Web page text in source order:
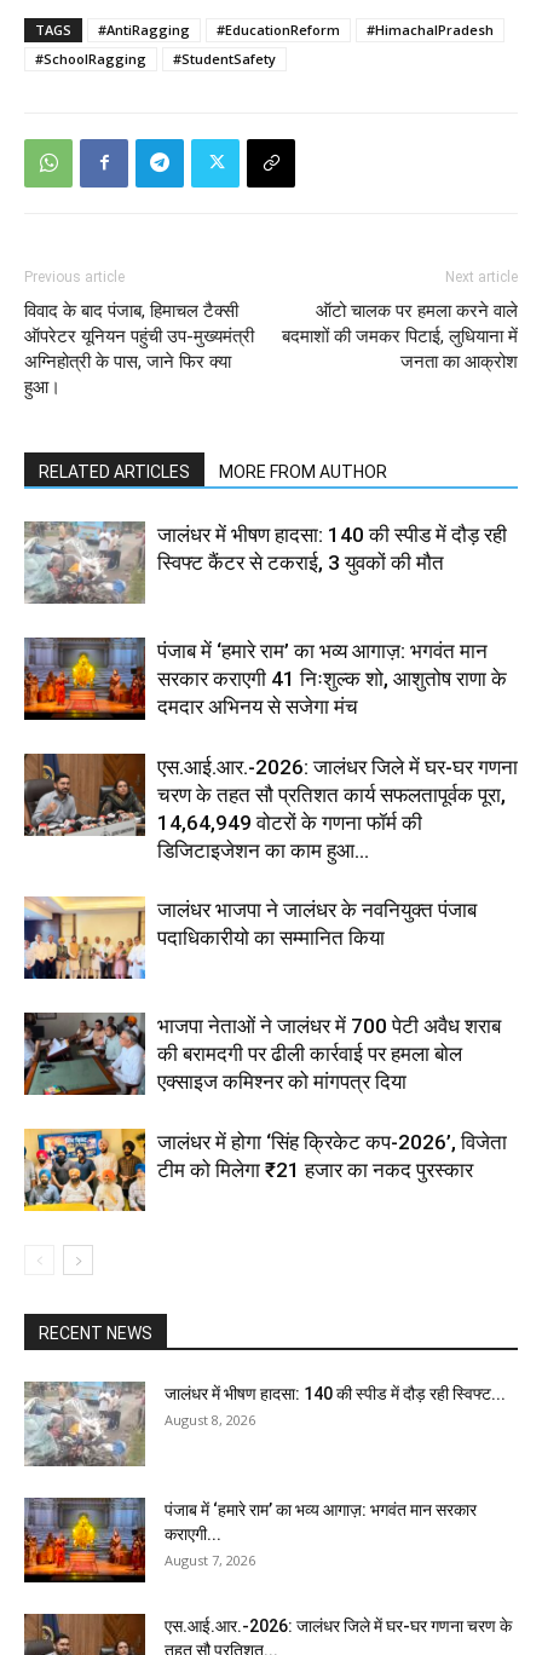
TAGS #AntiRagging #EducationReform
#HimachalPradesh
#SchoolRagging
#StudentSafety
Previous article
विवाद के बाद पंजाब, हिमाचल टैक्सी
ऑपरेटर यूनियन पहुंची उप-मुख्यमंत्री
अग्निहोत्री के पास, जाने फिर क्या
हुआ।
Next article
ऑटो चालक पर हमला करने वाले
बदमाशों की जमकर पिटाई, लुधियाना में
जनता का आक्रोश
RELATED ARTICLES MORE FROM AUTHOR
जालंधर में भीषण हादसा: 140 की स्पीड में दौड़ रही
स्विफ्ट कैंटर से टकराई, 3 युवकों की मौत
पंजाब में ‘हमारे राम’ का भव्य आगाज़: भगवंत मान
सरकार कराएगी 41 निःशुल्क शो, आशुतोष राणा के
दमदार अभिनय से सजेगा मंच
एस.आई.आर.-2026: जालंधर जिले में घर-घर गणना
चरण के तहत सौ प्रतिशत कार्य सफलतापूर्वक पूरा,
14,64,949 वोटरों के गणना फॉर्म की
डिजिटाइजेशन का काम हुआ...
जालंधर भाजपा ने जालंधर के नवनियुक्त पंजाब
पदाधिकारीयो का सम्मानित किया
भाजपा नेताओं ने जालंधर में 700 पेटी अवैध शराब
की बरामदगी पर ढीली कार्रवाई पर हमला बोल
एक्साइज कमिश्नर को मांगपत्र दिया
जालंधर में होगा ‘सिंह क्रिकेट कप-2026’, विजेता
टीम को मिलेगा ₹21 हजार का नकद पुरस्कार
RECENT NEWS
जालंधर में भीषण हादसा: 140 की स्पीड में दौड़ रही स्विफ्ट...
August 8, 2026
पंजाब में ‘हमारे राम’ का भव्य आगाज़: भगवंत मान सरकार
कराएगी...
August 7, 2026
एस.आई.आर.-2026: जालंधर जिले में घर-घर गणना चरण के
तहत सौ प्रतिशत...